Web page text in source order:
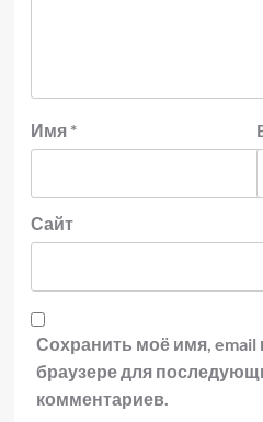
Имя *
Сайт
Сохранить моё имя, email
браузере для
комментариев.